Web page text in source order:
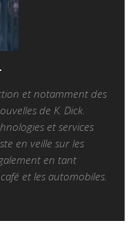
et notamment des
de K. Dick.
et services
en veille sur les
en tant
et les automobiles.